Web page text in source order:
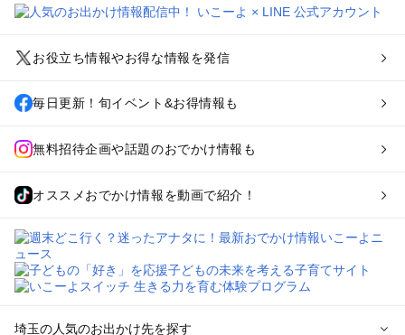
お役立ち情報やお得な情報を発信
毎日更新！旬イベント&お得情報も
無料招待企画や話題のおでかけ情報も
オススメおでかけ情報を動画で紹介！
埼玉の人気のお出かけ先を探す